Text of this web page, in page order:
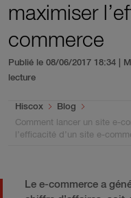
maximiser
commerce
Publié le 08/06/2017 18:34 |
lecture
You are here:
Hiscox
Blog
Comment lancer un site e-
l’efficacité d’un site e-
Le e-commerce a